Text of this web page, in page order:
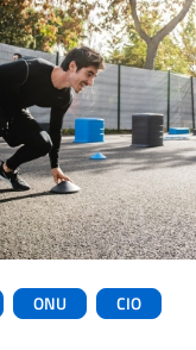
ONU CIO